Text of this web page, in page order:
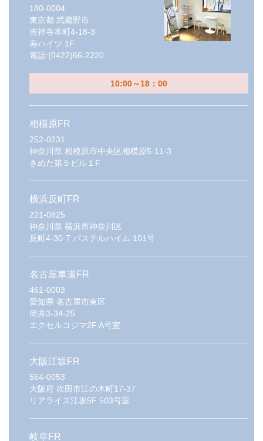
180-0004
東京都 武蔵野市
吉祥寺本町4-18-3
寿ハイツ 1F
電話:(0422)66-2220
10:00～18：00
相模原FR
252-0231
神奈川県 相模原市中央区相模原5-11-3
きめた第５ビル１F
横浜反町FR
221-0825
神奈川県 横浜市神奈川区
反町4-30-7 パステルハイム 101号
名古屋車道FR
461-0003
愛知県 名古屋市東区
筒井3-34-25
エクセルコジマ2F A号室
大阪江坂FR
564-0053
大阪府 吹田市江の木町17-37
リアライズ江坂5F 503号室
岐阜FR